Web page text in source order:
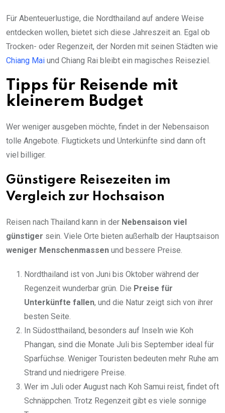
Für Abenteuerlustige, die Nordthailand auf andere Weise
entdecken wollen, bietet sich diese Jahreszeit an. Egal ob
Trocken- oder Regenzeit, der Norden mit seinen Städten wie
Chiang Mai und Chiang Rai bleibt ein magisches Reiseziel.
Tipps für Reisende mit
kleinerem Budget
Wer weniger ausgeben möchte, findet in der Nebensaison
tolle Angebote. Flugtickets und Unterkünfte sind dann oft
viel billiger.
Günstigere Reisezeiten im
Vergleich zur Hochsaison
Reisen nach Thailand kann in der Nebensaison viel
günstiger sein. Viele Orte bieten außerhalb der Hauptsaison
weniger Menschenmassen und bessere Preise.
Nordthailand ist von Juni bis Oktober während der
Regenzeit wunderbar grün. Die Preise für
Unterkünfte fallen, und die Natur zeigt sich von ihrer
besten Seite.
In Südostthailand, besonders auf Inseln wie Koh
Phangan, sind die Monate Juli bis September ideal für
Sparfüchse. Weniger Touristen bedeuten mehr Ruhe am
Strand und niedrigere Preise.
Wer im Juli oder August nach Koh Samui reist, findet oft
Schnäppchen. Trotz Regenzeit gibt es viele sonnige